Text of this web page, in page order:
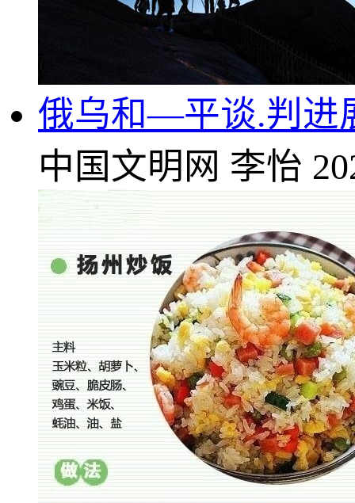
俄乌和—平谈.判进
中国文明网 李怡